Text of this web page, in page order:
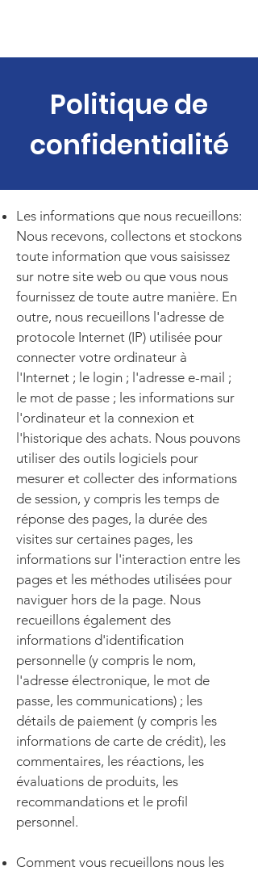
Politique de
confidentialité
Les informations que nous recueillons:
Nous recevons, collectons et stockons
toute information que vous saisissez
sur notre site web ou que vous nous
fournissez de toute autre manière. En
outre, nous recueillons l'adresse de
protocole Internet (IP) utilisée pour
connecter votre ordinateur à
l'Internet ; le login ; l'adresse e-mail ;
le mot de passe ; les informations sur
l'ordinateur et la connexion et
l'historique des achats. Nous pouvons
utiliser des outils logiciels pour
mesurer et collecter des informations
de session, y compris les temps de
réponse des pages, la durée des
visites sur certaines pages, les
informations sur l'interaction entre les
pages et les méthodes utilisées pour
naviguer hors de la page. Nous
recueillons également des
informations d'identification
personnelle (y compris le nom,
l'adresse électronique, le mot de
passe, les communications) ; les
détails de paiement (y compris les
informations de carte de crédit), les
commentaires, les réactions, les
évaluations de produits, les
recommandations et le profil
personnel.
Comment vous recueillons nous les